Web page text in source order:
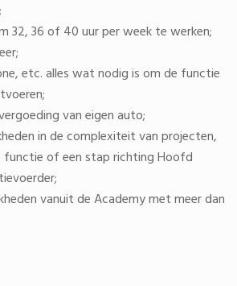
32, 36 of 40 uur per week te werken;
etc. alles wat nodig is om de functie
van eigen auto;
in de complexiteit van projecten,
functie of een stap richting Hoofd
vanuit de Academy met meer dan